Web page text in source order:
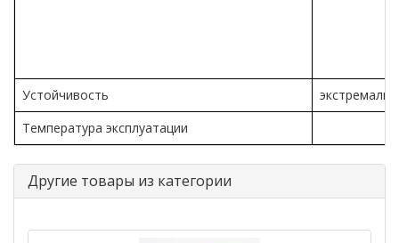
Устойчивость
Температура эксплуатации
Другие товары из категории